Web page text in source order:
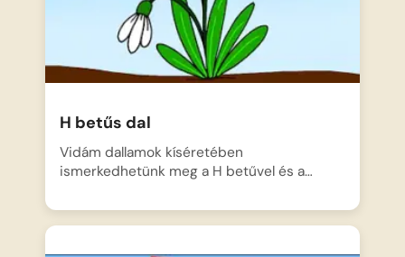
H betűs dal
Vidám dallamok kíséretében
ismerkedhetünk meg a H betűvel és a…